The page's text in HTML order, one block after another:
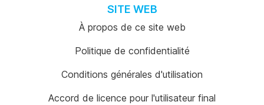
SITE WEB
À propos de ce site web
Politique de confidentialité
Conditions générales d'utilisation
Accord de licence pour l'utilisateur final